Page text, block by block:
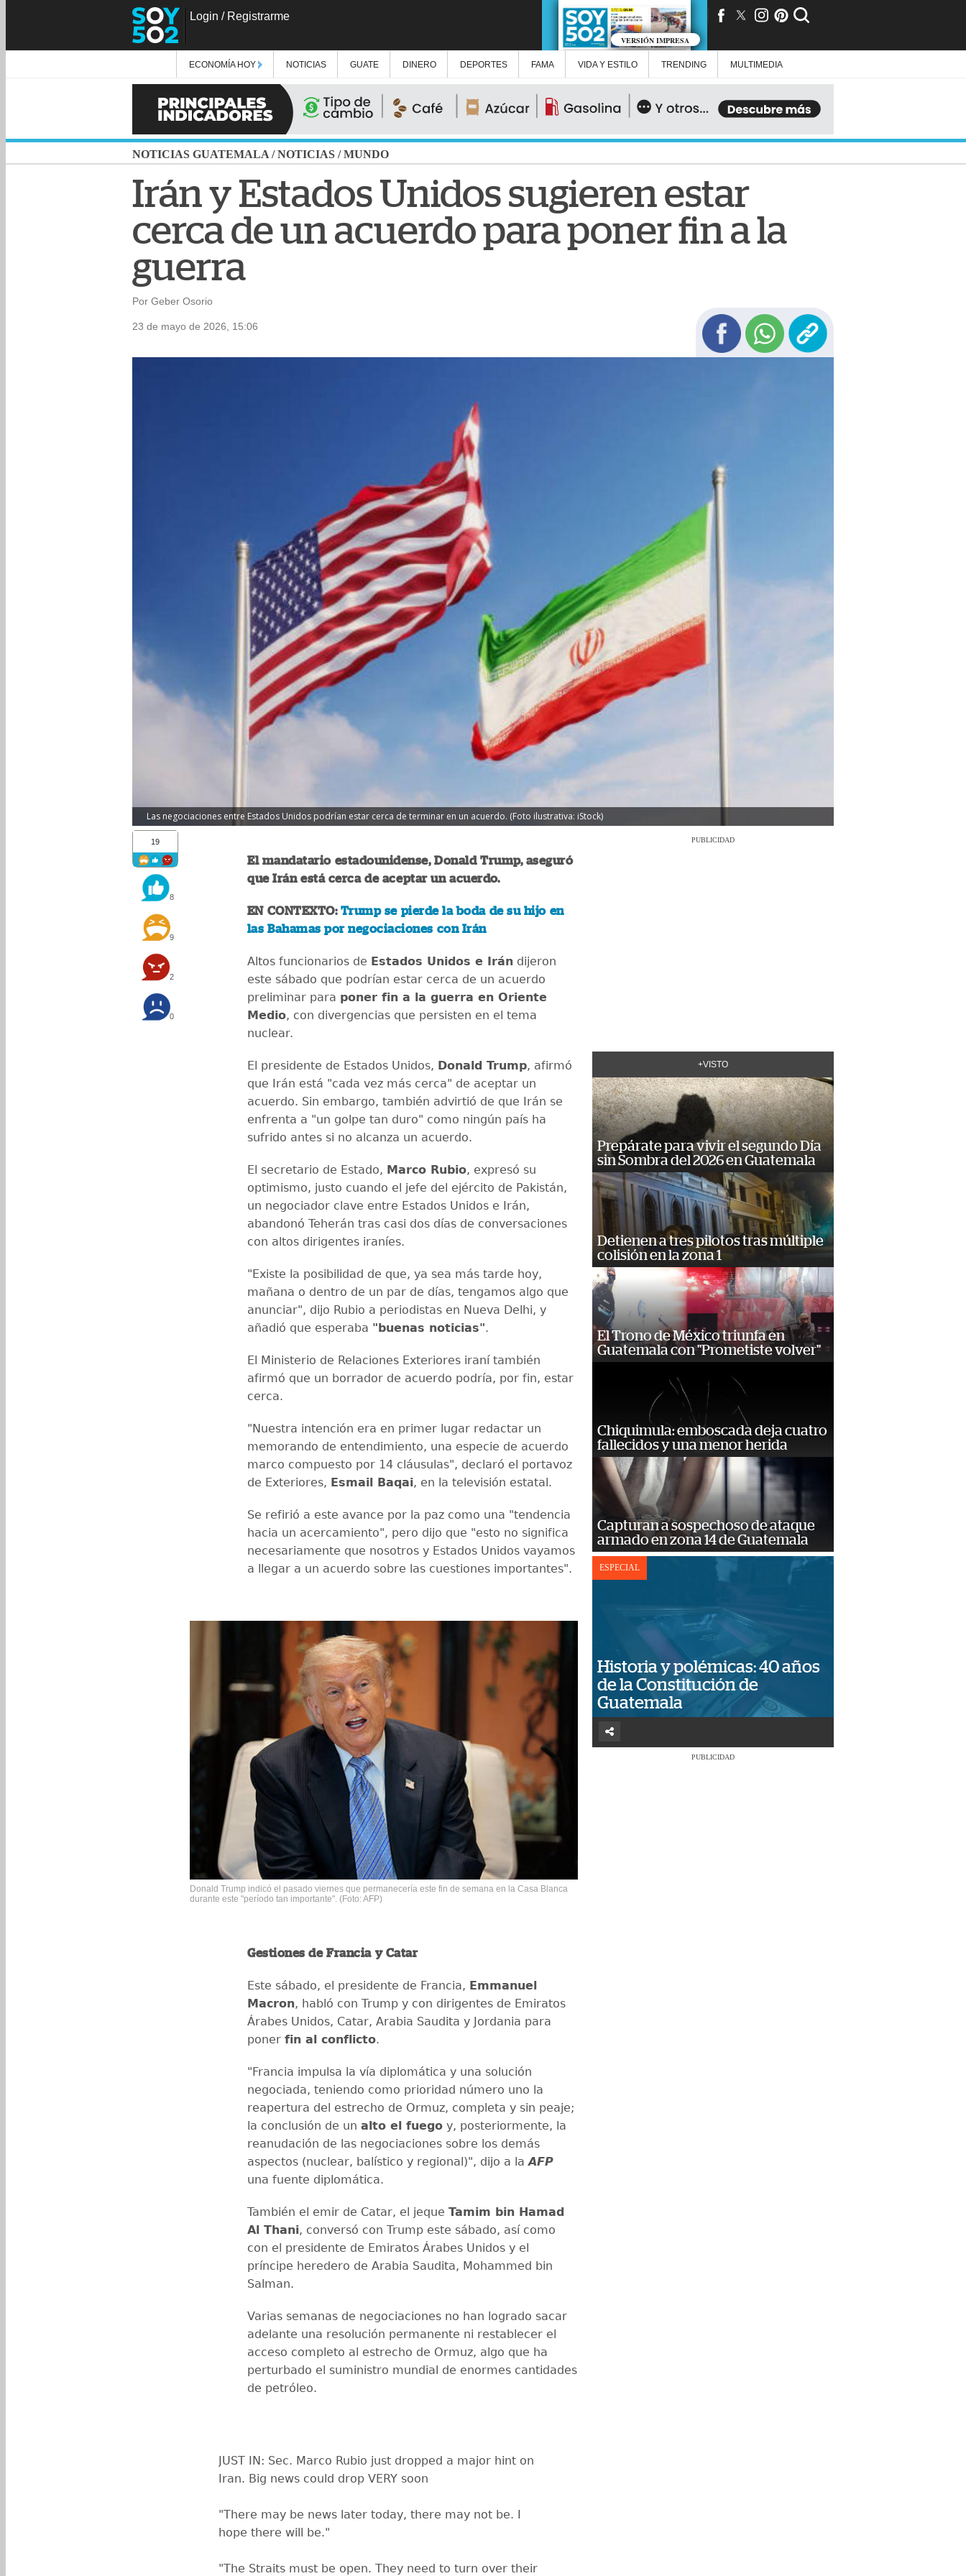
Login / Registrarme
VERSIÓN IMPRESA
ECONOMÍA HOY NOTICIAS GUATE DINERO DEPORTES FAMA VIDA Y ESTILO TRENDING MULTIMEDIA
NOTICIAS GUATEMALA /NOTICIAS /MUNDO
Irán y Estados Unidos sugieren estar
cerca de un acuerdo para poner fin a la
guerra
Por Geber Osorio
23 de mayo de 2026, 15:06
Las negociaciones entre Estados Unidos podrían estar cerca de terminar en un acuerdo. (Foto ilustrativa: iStock)
19
8
9
2
0
El mandatario estadounidense, Donald Trump, aseguró
que Irán está cerca de aceptar un acuerdo.
EN CONTEXTO: Trump se pierde la boda de su hijo en
las Bahamas por negociaciones con Irán
Altos funcionarios de Estados Unidos e Irán dijeron
este sábado que podrían estar cerca de un acuerdo
preliminar para poner fin a la guerra en Oriente
Medio, con divergencias que persisten en el tema
nuclear.
El presidente de Estados Unidos, Donald Trump, afirmó
que Irán está "cada vez más cerca" de aceptar un
acuerdo. Sin embargo, también advirtió de que Irán se
enfrenta a "un golpe tan duro" como ningún país ha
sufrido antes si no alcanza un acuerdo.
El secretario de Estado, Marco Rubio, expresó su
optimismo, justo cuando el jefe del ejército de Pakistán,
un negociador clave entre Estados Unidos e Irán,
abandonó Teherán tras casi dos días de conversaciones
con altos dirigentes iraníes.
"Existe la posibilidad de que, ya sea más tarde hoy,
mañana o dentro de un par de días, tengamos algo que
anunciar", dijo Rubio a periodistas en Nueva Delhi, y
añadió que esperaba "buenas noticias".
El Ministerio de Relaciones Exteriores iraní también
afirmó que un borrador de acuerdo podría, por fin, estar
cerca.
"Nuestra intención era en primer lugar redactar un
memorando de entendimiento, una especie de acuerdo
marco compuesto por 14 cláusulas", declaró el portavoz
de Exteriores, Esmail Baqai, en la televisión estatal.
Se refirió a este avance por la paz como una "tendencia
hacia un acercamiento", pero dijo que "esto no significa
necesariamente que nosotros y Estados Unidos vayamos
a llegar a un acuerdo sobre las cuestiones importantes".
Donald Trump indicó el pasado viernes que permanecería este fin de semana en la Casa Blanca
durante este "período tan importante". (Foto: AFP)
Gestiones de Francia y Catar
Este sábado, el presidente de Francia, Emmanuel
Macron, habló con Trump y con dirigentes de Emiratos
Árabes Unidos, Catar, Arabia Saudita y Jordania para
poner fin al conflicto.
"Francia impulsa la vía diplomática y una solución
negociada, teniendo como prioridad número uno la
reapertura del estrecho de Ormuz, completa y sin peaje;
la conclusión de un alto el fuego y, posteriormente, la
reanudación de las negociaciones sobre los demás
aspectos (nuclear, balístico y regional)", dijo a laAFP
una fuente diplomática.
También el emir de Catar, el jeque Tamim bin Hamad
Al Thani, conversó con Trump este sábado, así como
con el presidente de Emiratos Árabes Unidos y el
príncipe heredero de Arabia Saudita, Mohammed bin
Salman.
Varias semanas de negociaciones no han logrado sacar
adelante una resolución permanente ni restablecer el
acceso completo al estrecho de Ormuz, algo que ha
perturbado el suministro mundial de enormes cantidades
de petróleo.
JUST IN: Sec. Marco Rubio just dropped a major hint on
Iran. Big news could drop VERY soon
"There may be news later today, there may not be. I
hope there will be."
"The Straits must be open. They need to turn over their
PUBLICIDAD
+VISTO
Prepárate para vivir el segundo Día
sin Sombra del 2026 en Guatemala
Detienen a tres pilotos tras múltiple
colisión en la zona 1
El Trono de México triunfa en
Guatemala con "Prometiste volver"
Chiquimula: emboscada deja cuatro
fallecidos y una menor herida
Capturan a sospechoso de ataque
armado en zona 14 de Guatemala
ESPECIAL
Historia y polémicas: 40 años
de la Constitución de
Guatemala
PUBLICIDAD